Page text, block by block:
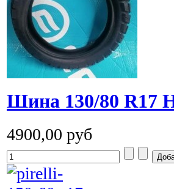
Шина 130/80 R17
4900,00 руб